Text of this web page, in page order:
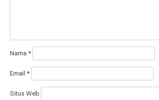
Nama *
Email *
Situs Web